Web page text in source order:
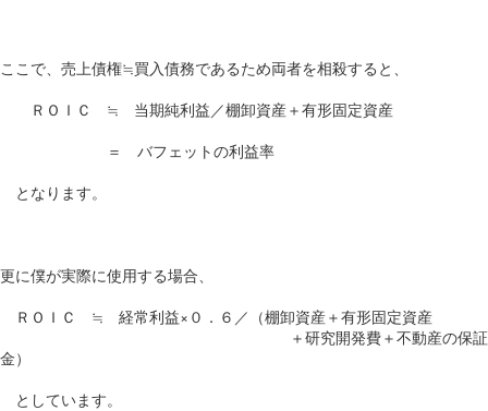
ここで、売上債権≒買入債務であるため両者を相殺すると、
ＲＯＩＣ ≒ 当期純利益／棚卸資産＋有形固定資産
＝ バフェットの利益率
となります。
更に僕が実際に使用する場合、
ＲＯＩＣ ≒ 経常利益×０．６／（棚卸資産＋有形固定資産
＋研究開発費＋不動産の保証
金）
としています。